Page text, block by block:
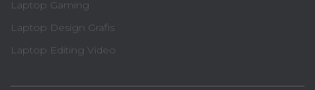
Laptop Gaming
Laptop Design Grafis
Laptop Editing Video